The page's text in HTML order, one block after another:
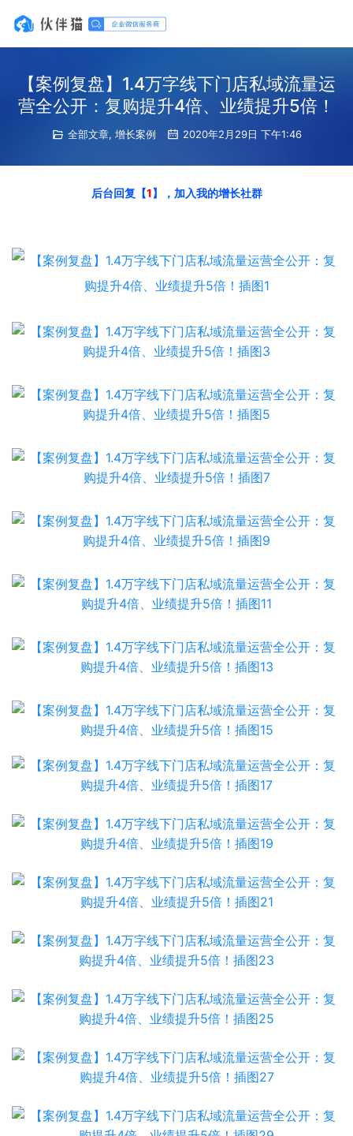
【案例复盘】1.4万字线下门店私域流量运
营全公开：复购提升4倍、业绩提升5倍！
全部文章, 增长案例 2020年2月29日 下午1:46
后台回复【1】，加入我的增长社群